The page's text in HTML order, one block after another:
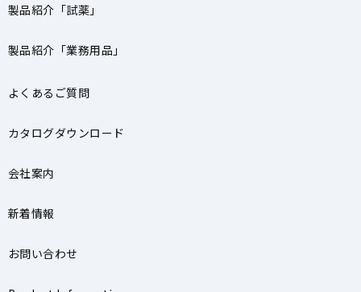
製品紹介「試薬」
製品紹介「業務用品」
よくあるご質問
カタログダウンロード
会社案内
新着情報
お問い合わせ